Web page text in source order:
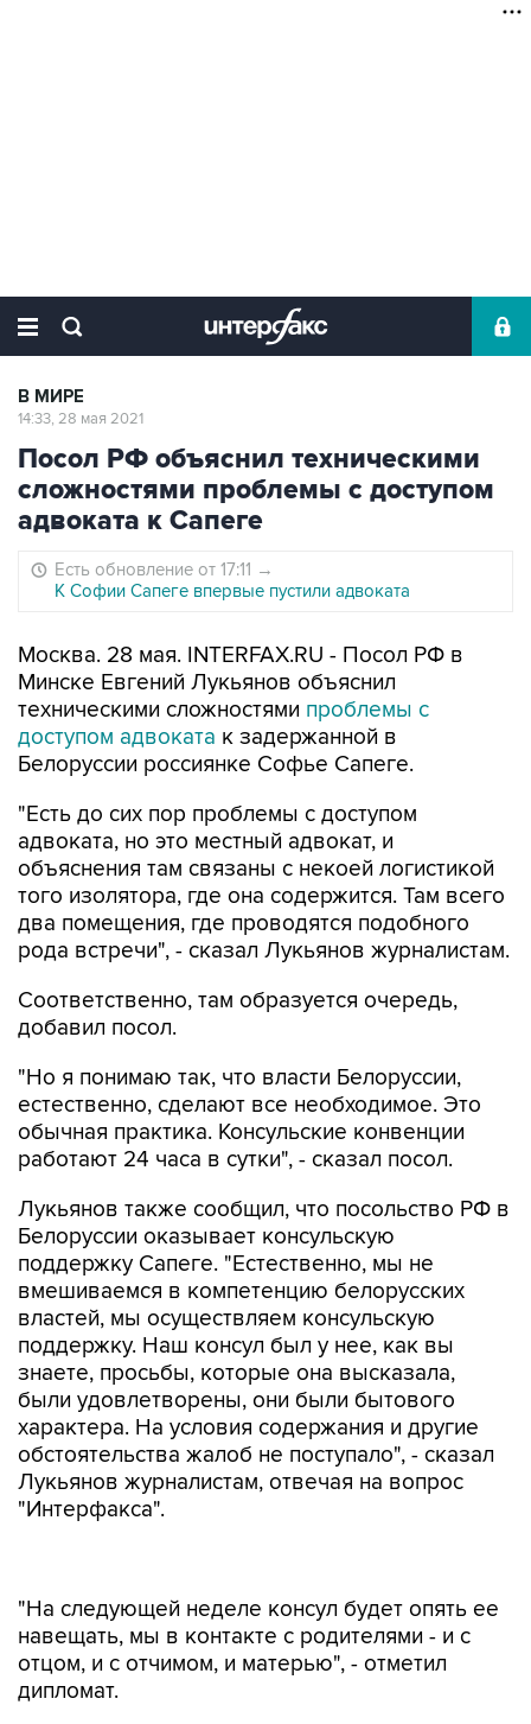
В МИРЕ
14:33, 28 мая 2021
Посол РФ объяснил техническими
сложностями проблемы с доступом
адвоката к Сапеге
Есть обновление от 17:11 →
К Софии Сапеге впервые пустили адвоката
Москва. 28 мая. INTERFAX.RU - Посол РФ в
Минске Евгений Лукьянов объяснил
техническими сложностями проблемы с
доступом адвоката к задержанной в
Белоруссии россиянке Софье Сапеге.
"Есть до сих пор проблемы с доступом
адвоката, но это местный адвокат, и
объяснения там связаны с некоей логистикой
того изолятора, где она содержится. Там всего
два помещения, где проводятся подобного
рода встречи", - сказал Лукьянов журналистам.
Соответственно, там образуется очередь,
добавил посол.
"Но я понимаю так, что власти Белоруссии,
естественно, сделают все необходимое. Это
обычная практика. Консульские конвенции
работают 24 часа в сутки", - сказал посол.
Лукьянов также сообщил, что посольство РФ в
Белоруссии оказывает консульскую
поддержку Сапеге. "Естественно, мы не
вмешиваемся в компетенцию белорусских
властей, мы осуществляем консульскую
поддержку. Наш консул был у нее, как вы
знаете, просьбы, которые она высказала,
были удовлетворены, они были бытового
характера. На условия содержания и другие
обстоятельства жалоб не поступало", - сказал
Лукьянов журналистам, отвечая на вопрос
"Интерфакса".
отцом, и с отчимом, и матерью", - отметил
дипломат.
Ранее в пятницу стало известно, что суд в